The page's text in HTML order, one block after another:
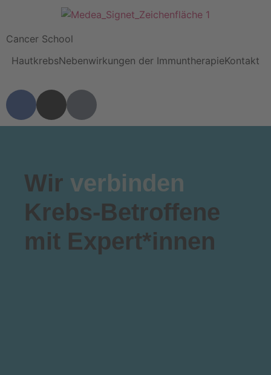
Cancer School
HautkrebsNebenwirkungen der ImmuntherapieKontakt
Wir verbinden
Krebs-Betroffene
mit Expert*innen